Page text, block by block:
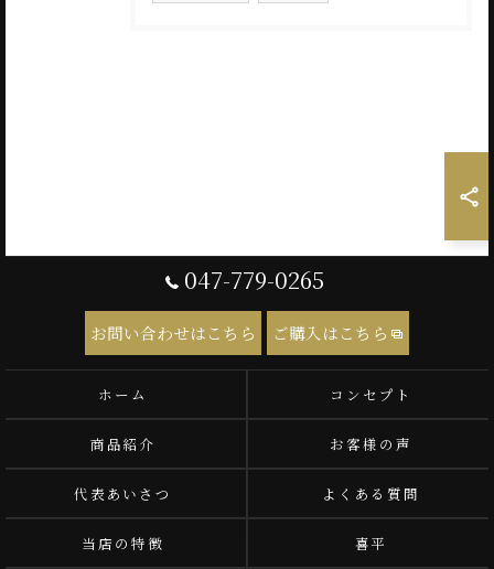
047-779-0265
お問い合わせはこちら ご購入はこちら
ホーム コンセプト
商品紹介 お客様の声
代表あいさつ よくある質問
当店の特徴 喜平